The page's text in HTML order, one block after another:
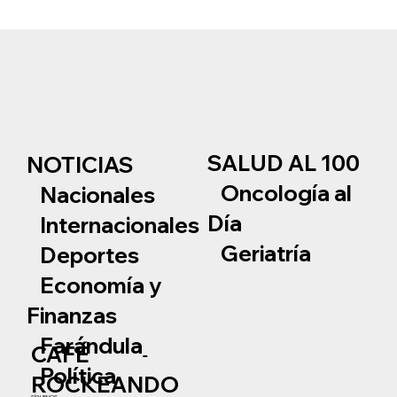
NOTICIAS
Nacionales
Internacionales
Deportes
Economía y
Finanzas
Farándula
Política
SALUD AL 100
Oncología al
Día
Geriatría
CAFÉ
ROCKEANDO